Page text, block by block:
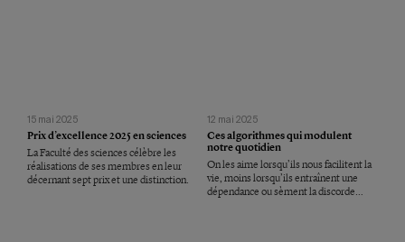
15 mai 2025
Prix d’excellence 2025 en sciences
La Faculté des sciences célèbre les
réalisations de ses membres en leur
décernant sept prix et une distinction.
12 mai 2025
Ces algorithmes qui modulent
notre quotidien
On les aime lorsqu’ils nous facilitent la
vie, moins lorsqu’ils entraînent une
dépendance ou sèment la discorde…